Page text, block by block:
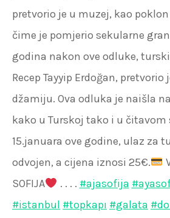
pretvorio je u muzej, kao
čime je pomjerio sekularne
godina nakon ove odluke,
Recep Tayyip Erdoğan, pretvorio
džamiju. Ova odluka je naišla
kako u Turskoj tako i u čitavom
15.januara ove godine, ulaz za
odvojen, a cijena iznosi 25€.
SOFIJA
. . . . #ajasofija
#istanbul #topkapı #galata